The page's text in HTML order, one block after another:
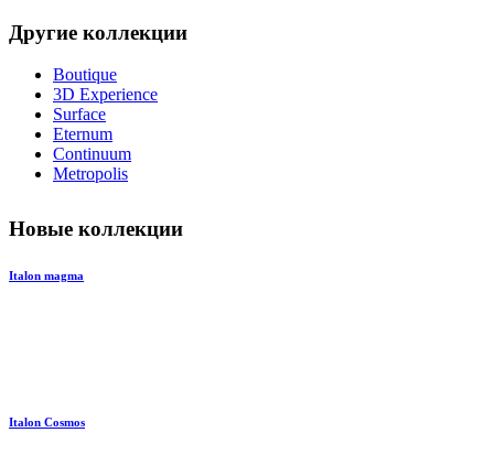
Другие коллекции
Boutique
3D Experience
Surface
Eternum
Continuum
Metropolis
Новые коллекции
Italon magma
Italon Cosmos